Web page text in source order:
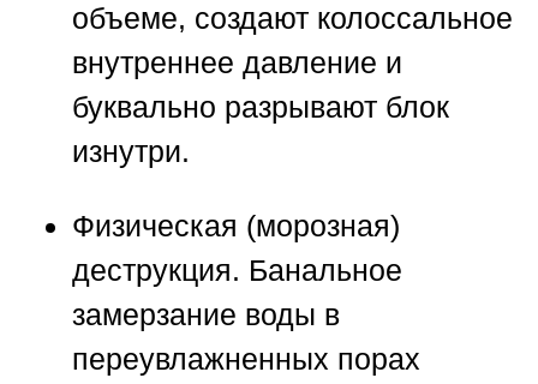
объеме, создают колоссальное
внутреннее давление и
буквально разрывают блок
изнутри.
Физическая (морозная)
деструкция. Банальное
замерзание воды в
переувлажненных порах